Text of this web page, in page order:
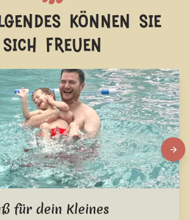
können sie
sich freuen
für dein Kleines